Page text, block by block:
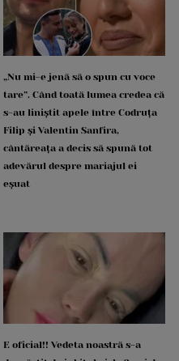
„Nu mi-e jenă să o spun cu voce
tare”. Când toată lumea credea că
s-au liniștit apele între Codruța
Filip și Valentin Sanfira,
cântăreața a decis să spună tot
adevărul despre mariajul ei
eșuat
E oficial!! Vedeta noastră s-a